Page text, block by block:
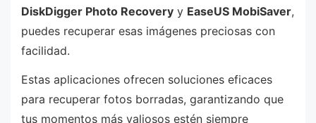
DiskDigger Photo Recovery y EaseUS MobiSaver,
puedes recuperar esas imágenes preciosas con
facilidad.
Estas aplicaciones ofrecen soluciones eficaces
para recuperar fotos borradas, garantizando que
tus momentos más valiosos estén siempre